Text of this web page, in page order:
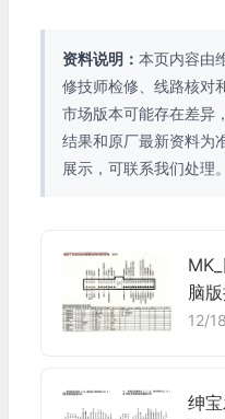
资料说明： 本页内容由
修技师检修、线路核对
市场版本可能存在差异
结果和原厂最新资料为
展示，可联系我们处理。
脑
12/18
绅